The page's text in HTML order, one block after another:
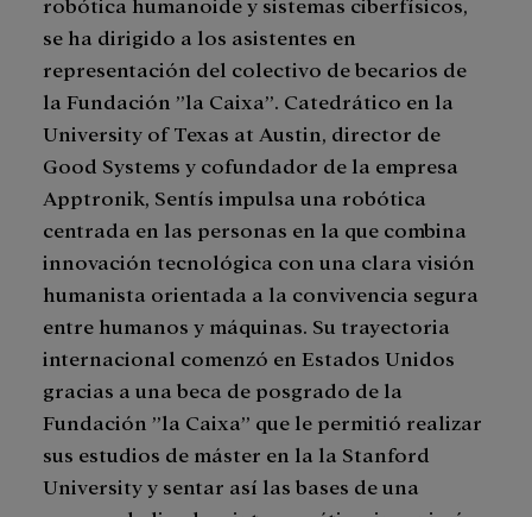
se ha dirigido a los asistentes en
representación del colectivo de becarios de
la Fundación ”la Caixa”. Catedrático en la
University of Texas at Austin, director de
Good Systems y cofundador de la empresa
Apptronik, Sentís impulsa una robótica
centrada en las personas en la que combina
innovación tecnológica con una clara visión
humanista orientada a la convivencia segura
entre humanos y máquinas. Su trayectoria
internacional comenzó en Estados Unidos
gracias a una beca de posgrado de la
Fundación ”la Caixa” que le permitió realizar
sus estudios de máster en la la Stanford
University y sentar así las bases de una